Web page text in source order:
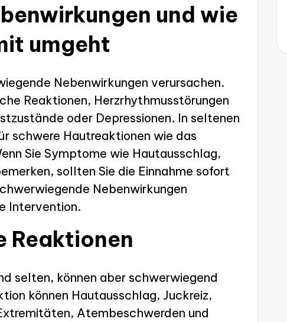
und wie
umgeht
Nebenwirkungen verursachen.
Reaktionen, Herzrhythmusstörungen
oder Depressionen. In seltenen
schwere Hautreaktionen wie das
Sie Symptome wie Hautausschlag,
sollten Sie die Einnahme sofort
Nebenwirkungen
Intervention.
Reaktionen
selten, können aber schwerwiegend
können Hautausschlag, Juckreiz,
Atembeschwerden und